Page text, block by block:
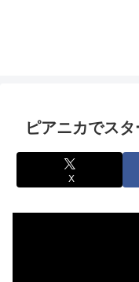
ピアニカでス
X